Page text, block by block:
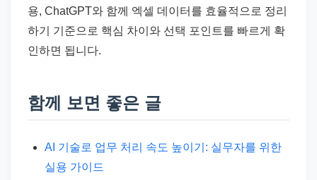
용, ChatGPT와 함께 엑셀 데이터를 효율적으로 정리
하기 기준으로 핵심 차이와 선택 포인트를 빠르게 확
인하면 됩니다.
함께 보면 좋은 글
AI 기술로 업무 처리 속도 높이기: 실무자를 위한
실용 가이드